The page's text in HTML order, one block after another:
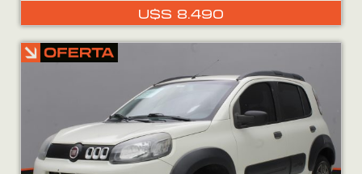
U$S 8.490